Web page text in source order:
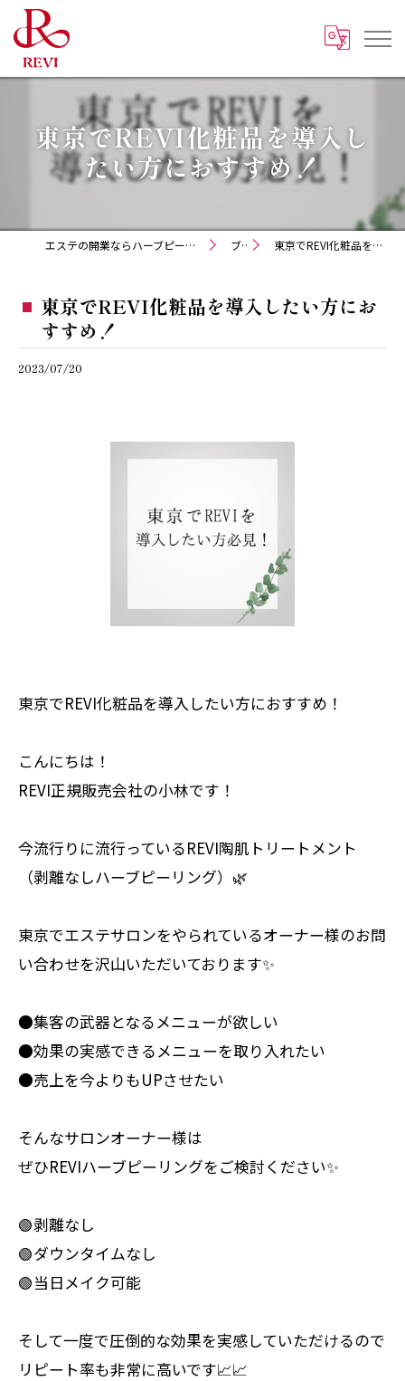
東京でREVI化粧品を導入し
たい方におすすめ！
エステの開業ならハーブピーリング REVI化粧品 正規取扱販売会社 ブログ 東京でREVI化粧品を導入したい方におすすめ！
東京でREVI化粧品を導入したい方にお
すすめ！
2023/07/20
東京でREVI化粧品を導入したい方におすすめ！
こんにちは！
REVI正規販売会社の小林です！
今流行りに流行っているREVI陶肌トリートメント
（剥離なしハーブピーリング）🌿
東京でエステサロンをやられているオーナー様のお問
い合わせを沢山いただいております✨
●集客の武器となるメニューが欲しい
●効果の実感できるメニューを取り入れたい
●売上を今よりもUPさせたい
そんなサロンオーナー様は
ぜひREVIハーブピーリングをご検討ください✨
🟢剥離なし
🟢ダウンタイムなし
🟢当日メイク可能
そして一度で圧倒的な効果を実感していただけるので
リピート率も非常に高いです📈📈